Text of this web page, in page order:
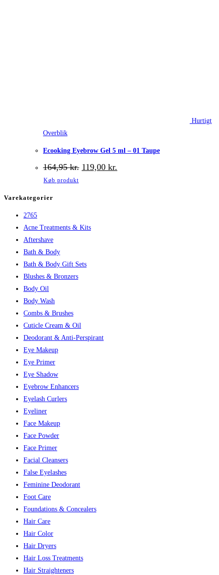
Hurtigt
Overblik
Ecooking Eyebrow Gel 5 ml – 01 Taupe
164,95kr. Den
oprindelige
119,00 kr.
aktuelle
Køb produkt
Varekategorier
2765
Acne Treatments & Kits
Aftershave
Bath & Body
Bath & Body Gift Sets
Blushes & Bronzers
Body Oil
Body Wash
Combs & Brushes
Cuticle Cream & Oil
Deodorant & Anti-Perspirant
Eye Makeup
Eye Primer
Eye Shadow
Eyebrow Enhancers
Eyelash Curlers
Eyeliner
Face Makeup
Face Powder
Face Primer
Facial Cleansers
False Eyelashes
Feminine Deodorant
Foot Care
Foundations & Concealers
Hair Care
Hair Color
Hair Dryers
Hair Loss Treatments
Hair Straighteners